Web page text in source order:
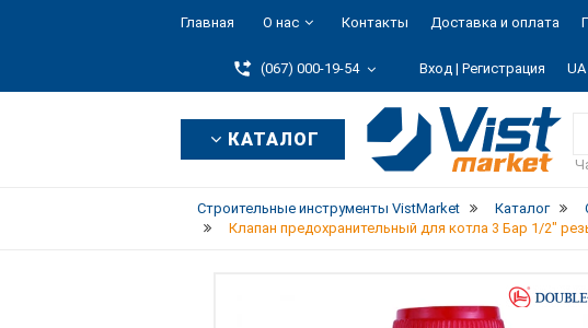
Главная О нас Контакты Доставка и оплата
(067) 000-19-54 Вход | Регистрация UA
КАТАЛОГ
Строительные инструменты VistMarket Каталог
Клапан предохранительный для котла 3 Бар 1/2"